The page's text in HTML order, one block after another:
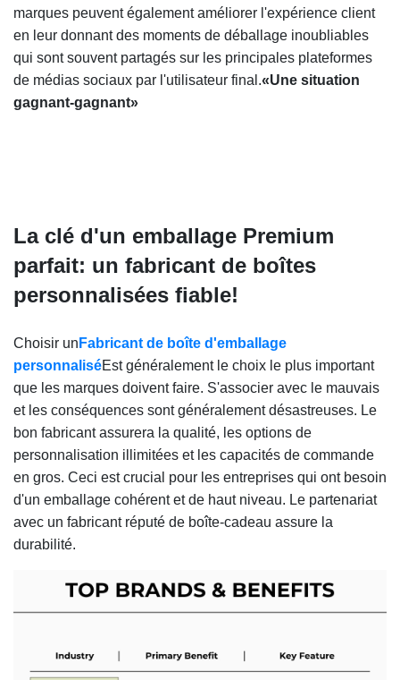
marques peuvent également améliorer l'expérience client
en leur donnant des moments de déballage inoubliables
qui sont souvent partagés sur les principales plateformes
de médias sociaux par l'utilisateur final.«Une situation
gagnant-gagnant»
La clé d'un emballage Premium
parfait: un fabricant de boîtes
personnalisées fiable!
Choisir un Fabricant de boîte d'emballage
personnaliséEst généralement le choix le plus important
que les marques doivent faire. S'associer avec le mauvais
et les conséquences sont généralement désastreuses. Le
bon fabricant assurera la qualité, les options de
personnalisation illimitées et les capacités de commande
en gros. Ceci est crucial pour les entreprises qui ont besoin
d'un emballage cohérent et de haut niveau. Le partenariat
avec un fabricant réputé de boîte-cadeau assure la
durabilité.